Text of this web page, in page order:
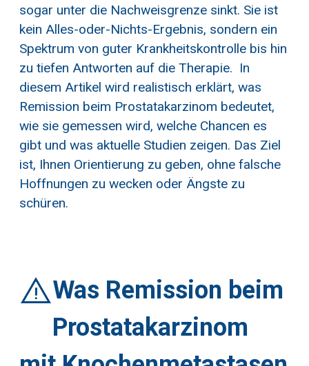
sogar unter die Nachweisgrenze sinkt. Sie ist
kein Alles-oder-Nichts-Ergebnis, sondern ein
Spektrum von guter Krankheitskontrolle bis hin
zu tiefen Antworten auf die Therapie. In
diesem Artikel wird realistisch erklärt, was
Remission beim Prostatakarzinom bedeutet,
wie sie gemessen wird, welche Chancen es
gibt und was aktuelle Studien zeigen. Das Ziel
ist, Ihnen Orientierung zu geben, ohne falsche
Hoffnungen zu wecken oder Ängste zu
schüren.
Was Remission beim
Prostatakarzinom